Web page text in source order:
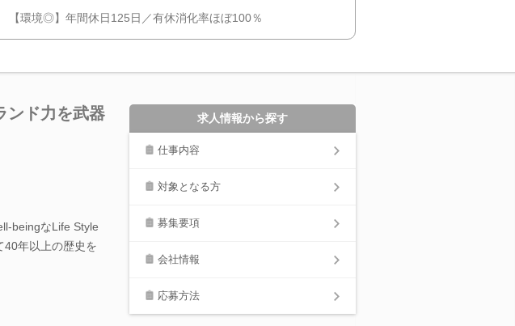
【環境◎】年間休日125日／有休消化率ほぼ100％
ンド力を武器
beingなLife Style
40年以上の歴史を
求人情報から探す
仕事内容
対象となる方
募集要項
会社情報
応募方法